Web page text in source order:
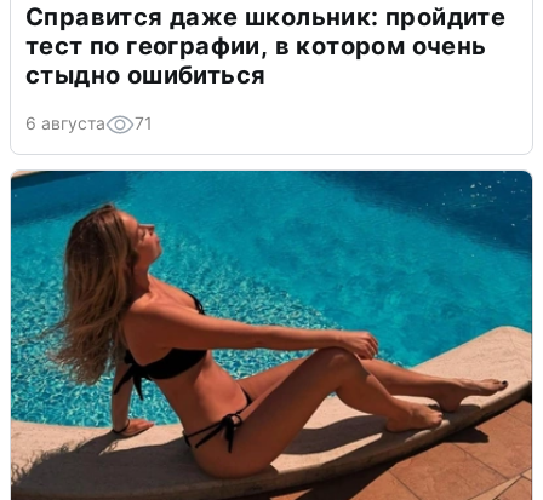
Справится даже школьник: пройдите
тест по географии, в котором очень
стыдно ошибиться
6 августа 71